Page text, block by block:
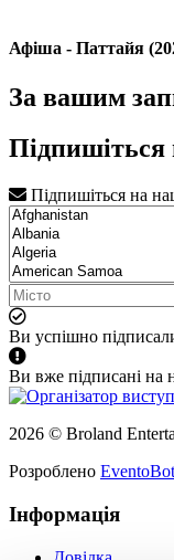
Афіша - Паттайя
За вашим
Підпишіться
Підпишіться на
Ви успішно
Ви вже підписані на
2026 © Broland
Розроблено EventoBot
Інформація